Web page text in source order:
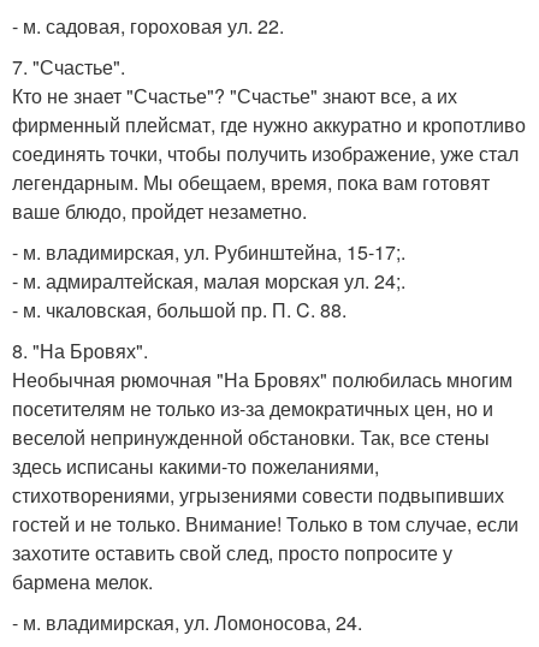
- м. садовая, гороховая ул. 22.
7. "Счастье".
Кто не знает "Счастье"? "Счастье" знают все, а их
фирменный плейсмат, где нужно аккуратно и кропотливо
соединять точки, чтобы получить изображение, уже стал
легендарным. Мы обещаем, время, пока вам готовят
ваше блюдо, пройдет незаметно.
- м. владимирская, ул. Рубинштейна, 15-17;.
- м. адмиралтейская, малая морская ул. 24;.
- м. чкаловская, большой пр. П. C. 88.
8. "На Бровях".
Необычная рюмочная "На Бровях" полюбилась многим
посетителям не только из-за демократичных цен, но и
веселой непринужденной обстановки. Так, все стены
здесь исписаны какими-то пожеланиями,
стихотворениями, угрызениями совести подвыпивших
гостей и не только. Внимание! Только в том случае, если
захотите оставить свой след, просто попросите у
бармена мелок.
- м. владимирская, ул. Ломоносова, 24.